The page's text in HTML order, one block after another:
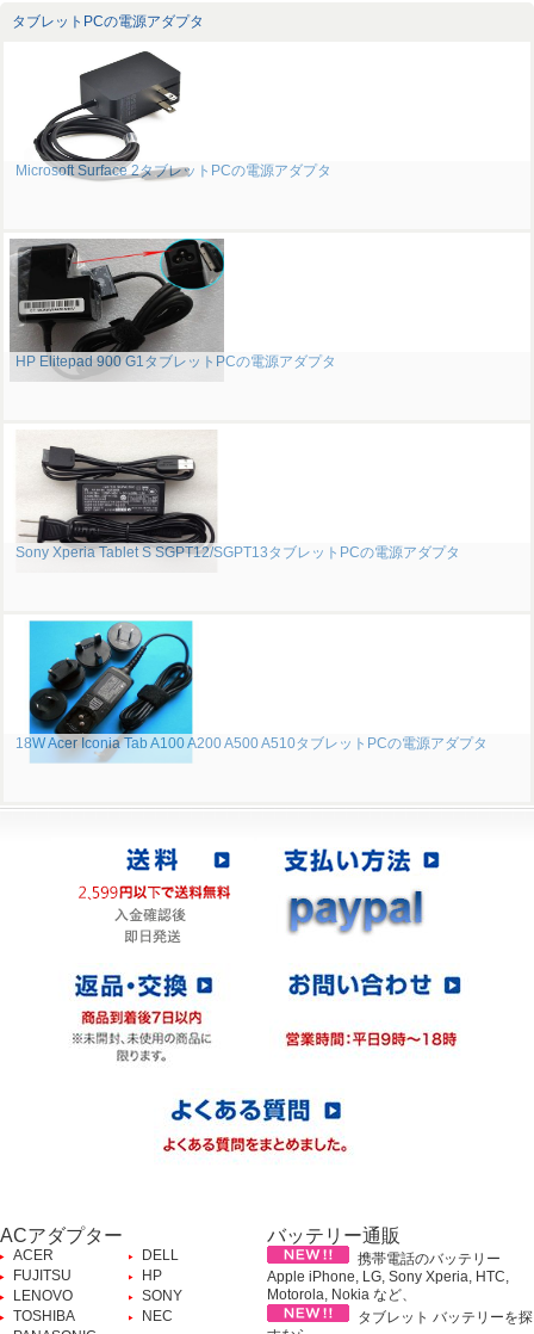
タブレットPCの電源アダプタ
Microsoft Surface 2タブレットPCの電源アダプタ
HP Elitepad 900 G1タブレットPCの電源アダプタ
Sony Xperia Tablet S SGPT12/SGPT13タブレットPCの電源アダプタ
18W Acer Iconia Tab A100 A200 A500 A510タブレットPCの電源アダプタ
ACアダプター
ACER
DELL
FUJITSU
HP
LENOVO
SONY
TOSHIBA
NEC
バッテリー通販
携帯電話のバッテリー
Apple iPhone, LG, Sony Xperia, HTC,
Motorola, Nokia など、
タブレット バッテリーを探